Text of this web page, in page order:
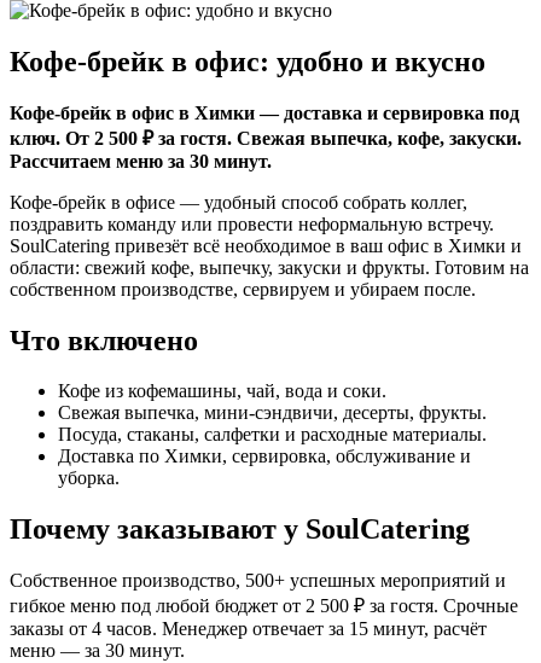
Кофе-брейк в офис: удобно и вкусно
Кофе-брейк в офис в Химки — доставка и сервировка под
ключ. От 2 500 ₽ за гостя. Свежая выпечка, кофе, закуски.
Рассчитаем меню за 30 минут.
Кофе-брейк в офисе — удобный способ собрать коллег,
поздравить команду или провести неформальную встречу.
SoulCatering привезёт всё необходимое в ваш офис в Химки и
области: свежий кофе, выпечку, закуски и фрукты. Готовим на
собственном производстве, сервируем и убираем после.
Что включено
Кофе из кофемашины, чай, вода и соки.
Свежая выпечка, мини-сэндвичи, десерты, фрукты.
Посуда, стаканы, салфетки и расходные материалы.
Доставка по Химки, сервировка, обслуживание и
уборка.
Почему заказывают у SoulCatering
Собственное производство, 500+ успешных мероприятий и
гибкое меню под любой бюджет от 2 500 ₽ за гостя. Срочные
заказы от 4 часов. Менеджер отвечает за 15 минут, расчёт
меню — за 30 минут.